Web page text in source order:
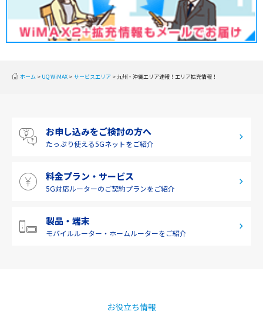
甲信越
北陸
九州・沖縄
ホーム UQ WiMAX サービスエリア 九州・沖縄エリア速報！エリア拡充情報！
お申し込みをご検討の方へ
たっぷり使える5Gネットをご紹介
料金プラン・サービス
5G対応ルーターのご契約プランをご紹介
製品・端末
モバイルルーター・ ホームルーターをご紹介
お役立ち情報